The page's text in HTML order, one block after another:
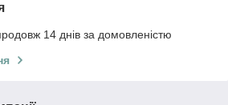
14 днів за домовленістю